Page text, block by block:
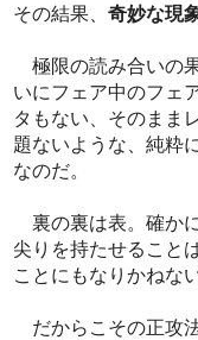
その結果、奇妙な現
極限の読み合いの
いにフェア中のフェ
タもない、そのまま
題ないような、純粋
なのだ。
裏の裏は表。確か
尖りを持たせること
ことにもなりかねない
だからこその正攻